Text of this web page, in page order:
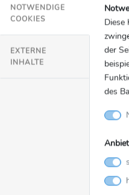
Ausgabe 08
Mehr von
Paralympics
NOTWENDIGE
COOKIES
EXTERNE
INHALTE
Diese
der
des